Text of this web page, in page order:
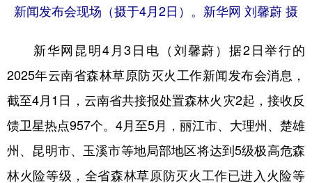
新闻发布会现场（摄于4月2日）。新华网 刘馨蔚 摄
新华网昆明4月3日电（刘馨蔚）据2日举行的
2025年云南省森林草原防灭火工作新闻发布会消息，
截至4月1日，云南省共接报处置森林火灾2起，接收反
馈卫星热点957个。4月至5月，丽江市、大理州、楚雄
州、昆明市、玉溪市等地局部地区将达到5级极高危森
林火险等级，全省森林草原防灭火工作已进入火险等